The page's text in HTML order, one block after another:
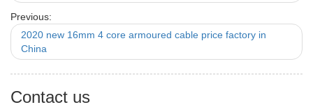
Previous:
2020 new 16mm 4 core armoured cable price factory in
China
Contact us